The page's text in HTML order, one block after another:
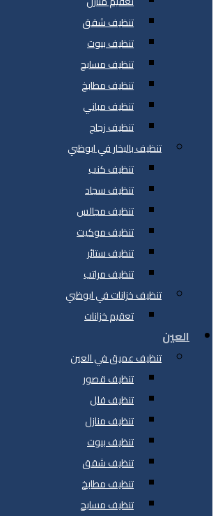
تنظيف شقق
تنظيف بيوت
تنظيف مسابح
تنظيف مطابخ
تنظيف مباني
تنظيف زجاج
تنظيف بالبخار في ابوظبي
تنظيف كنب
تنظيف سجاد
تنظيف مجالس
تنظيف موكيت
تنظيف ستائر
تنظيف مراتب
تنظيف خزانات في ابوظبي
تعقيم خزانات
العين
تنظيف عميق في العين
تنظيف قصور
تنظيف فلل
تنظيف منازل
تنظيف بيوت
تنظيف شقق
تنظيف مطابخ
تنظيف مسابح